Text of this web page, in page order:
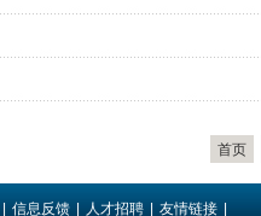
首页
信息反馈 人才招聘 友情链接